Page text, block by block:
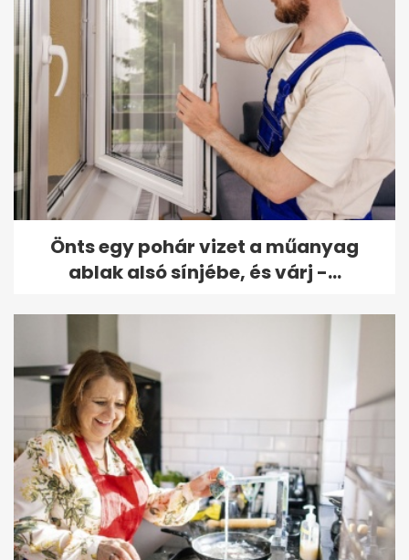
Önts egy pohár vizet a műanyag
ablak alsó sínjébe, és várj -...